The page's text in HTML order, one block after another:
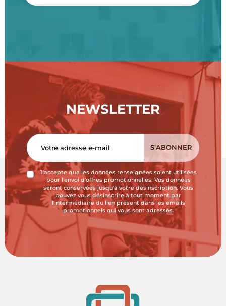
NEWSLETTER
J'accepte que les données renseignées soient utilisées
pour l'envoi d'offres promotionnelles. Vos données
seront conservées jusqu'à votre désinscription. Vous
pouvez vous désinscrire à tout moment par
l'intermédiaire du lien présent dans les emails
promotionnels qui vous sont adressés.